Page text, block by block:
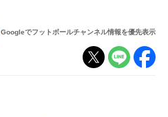
Googleでフットボールチャンネル情報を優先表示